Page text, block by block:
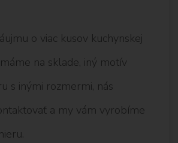
o viac kusov kuchynskej
na sklade, iný motív
s inými rozmermi, nás
a my vám vyrobíme